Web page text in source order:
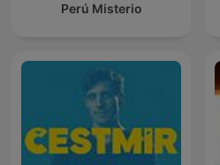
Perú Misterio